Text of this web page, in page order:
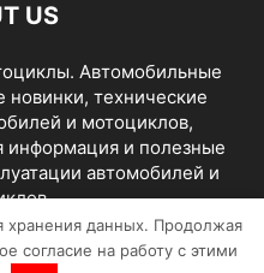
US
Автомобильные
новинки, технические
и мотоциклов,
информация и полезные
автомобилей и
хранения данных. Продолжая
согласие на работу с этими